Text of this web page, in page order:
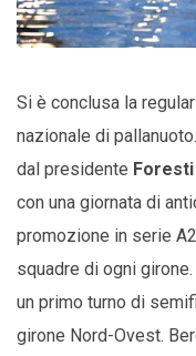
Si è conclusa la
nazionale di
dal presidente Foresti
con una giornata di
promozione in serie
squadre di ogni
un primo turno di
girone Nord-Ovest.